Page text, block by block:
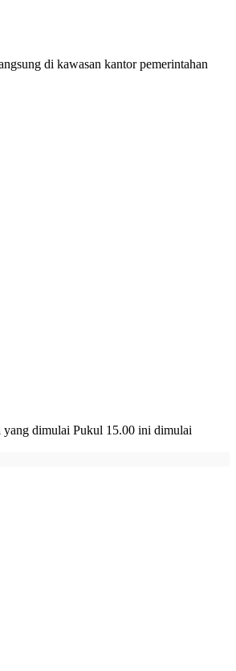
di kawasan kantor pemerintahan
yang dimulai Pukul 15.00 ini dimulai